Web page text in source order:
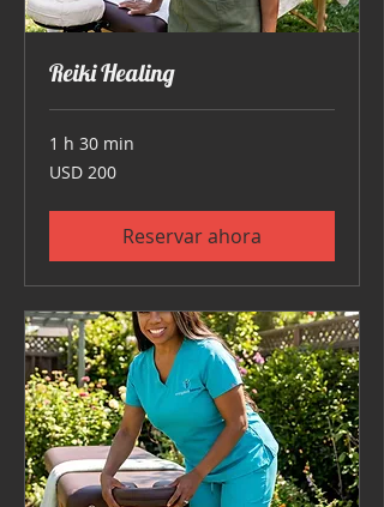
Reiki Healing
1 h 30 min
200
dólares
USD 200
Reservar ahora